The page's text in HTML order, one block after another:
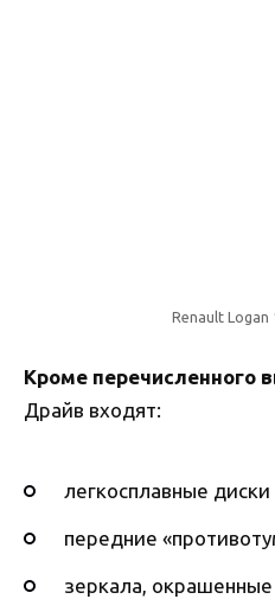
Renault Logan
Кроме перечисленного
Драйв входят:
легкосплавные диски
передние
зеркала, окрашенные